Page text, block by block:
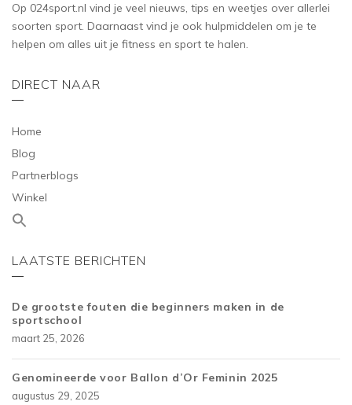
Op 024sport.nl vind je veel nieuws, tips en weetjes over allerlei
soorten sport. Daarnaast vind je ook hulpmiddelen om je te
helpen om alles uit je fitness en sport te halen.
DIRECT NAAR
Home
Blog
Partnerblogs
Winkel
LAATSTE BERICHTEN
De grootste fouten die beginners maken in de
sportschool
maart 25, 2026
Genomineerde voor Ballon d’Or Feminin 2025
augustus 29, 2025